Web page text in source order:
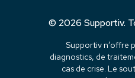
© 2026 Supportiv.
Supportiv n’offre
diagnostics, de
cas de crise. Le